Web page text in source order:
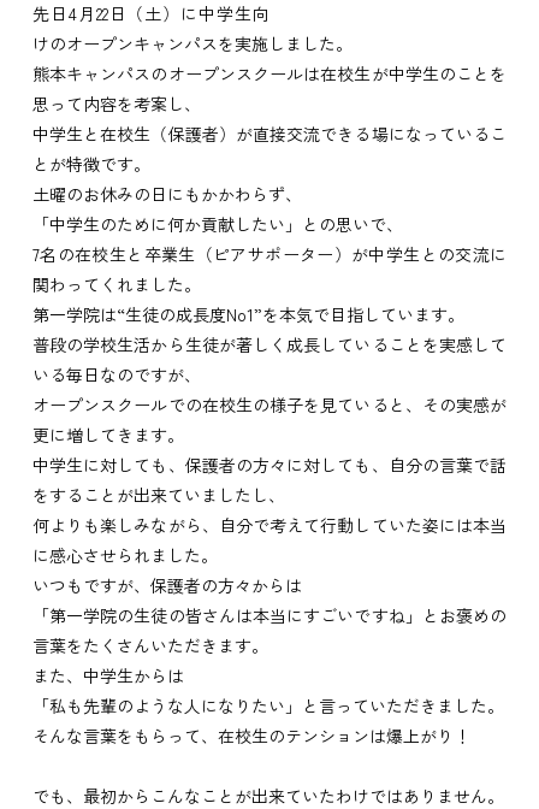
先日4月22日（土）に中学生向
けのオープンキャンパスを実施しました。
熊本キャンパスのオープンスクールは在校生が中学生のことを
思って内容を考案し、
中学生と在校生（保護者）が直接交流できる場になっているこ
とが特徴です。
土曜のお休みの日にもかかわらず、
「中学生のために何か貢献したい」との思いで、
7名の在校生と卒業生（ピアサポーター）が中学生との交流に
関わってくれました。
第一学院は“生徒の成長度No1”を本気で目指しています。
普段の学校生活から生徒が著しく成長していることを実感して
いる毎日なのですが、
オープンスクールでの在校生の様子を見ていると、その実感が
更に増してきます。
中学生に対しても、保護者の方々に対しても、自分の言葉で話
をすることが出来ていましたし、
何よりも楽しみながら、自分で考えて行動していた姿には本当
に感心させられました。
いつもですが、保護者の方々からは
「第一学院の生徒の皆さんは本当にすごいですね」とお褒めの
言葉をたくさんいただきます。
また、中学生からは
「私も先輩のような人になりたい」と言っていただきました。
そんな言葉をもらって、在校生のテンションは爆上がり！
でも、最初からこんなことが出来ていたわけではありません。